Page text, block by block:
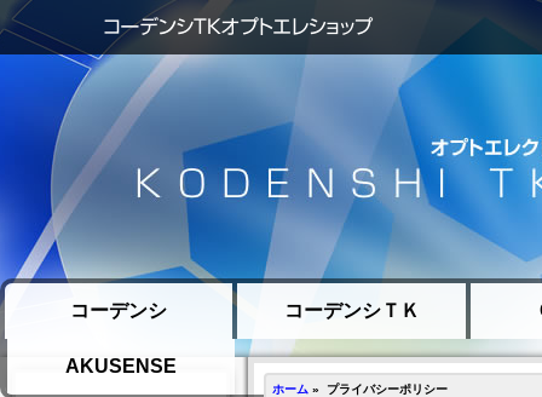
コーデンシ コーデンシＴＫ
AKUSENSE
ホーム » プライバシーポリシー